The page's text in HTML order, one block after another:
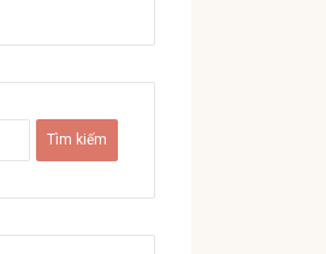
ì
i